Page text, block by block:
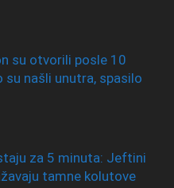
su otvorili posle 10
su našli unutra, spasilo
za 5 minuta: Jeftini
tamne kolutove